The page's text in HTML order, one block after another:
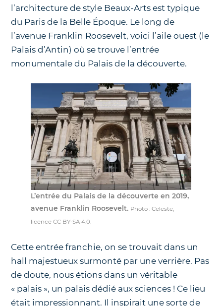
l’architecture de style Beaux-Arts est typique
du Paris de la Belle Époque. Le long de
l’avenue Franklin Roosevelt, voici l’aile ouest (le
Palais d’Antin) où se trouve l’entrée
monumentale du Palais de la découverte.
L’entrée du Palais de la découverte en 2019,
avenue Franklin Roosevelt. Photo : Celeste,
licence CC BY-SA 4.0.
Cette entrée franchie, on se trouvait dans un
hall majestueux surmonté par une verrière. Pas
de doute, nous étions dans un véritable
« palais », un palais dédié aux sciences ! Ce lieu
était impressionnant. Il inspirait une sorte de